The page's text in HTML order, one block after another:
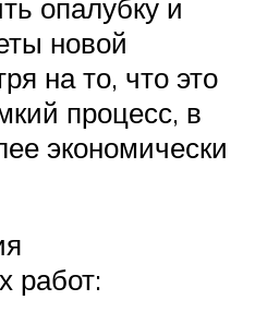
опалубку и
новой
на то, что это
процесс, в
экономически
работ: